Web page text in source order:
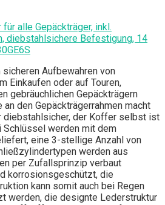
alle Gepäckträger, inkl.
diebstahlsichere Befestigung, 14
sicheren Aufbewahren von
Einkaufen oder auf Touren,
gebräuchlichen Gepäckträgern
den Gepäckträgerrahmen macht
diebstahlsicher, der Koffer selbst ist
Schlüssel werden mit dem
eine 3-stellige Anzahl von
werden aus
per Zufallsprinzip verbaut
korrosionsgeschützt, die
kann somit auch bei Regen
werden, die designte Lederstruktur